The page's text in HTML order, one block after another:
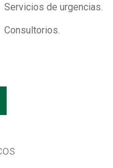
Servicios de urgencias.
Consultorios.